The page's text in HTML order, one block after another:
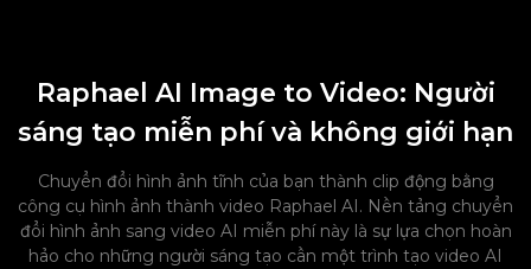
Raphael AI Image to Video: Người
sáng tạo miễn phí và không giới hạn
Chuyển đổi hình ảnh tĩnh của bạn thành clip động bằng
công cụ hình ảnh thành video Raphael AI. Nền tảng chuyển
đổi hình ảnh sang video AI miễn phí này là sự lựa chọn hoàn
hảo cho những người sáng tạo cần một trình tạo video AI